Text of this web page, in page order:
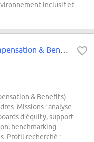
inclusif et
& Benefits)
Missions : analyse
d'équity, support
benchmarking
Profil recherché :